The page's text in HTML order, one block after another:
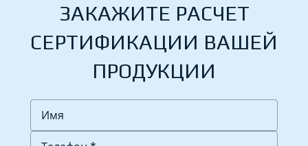
ЗАКАЖИТЕ РАСЧЕТ
СЕРТИФИКАЦИИ ВАШЕЙ
ПРОДУКЦИИ